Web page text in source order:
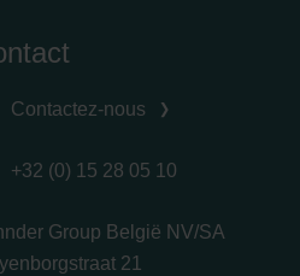
Contactez-nous
+32 (0) 15 28 05 10
Group België NV/SA
21